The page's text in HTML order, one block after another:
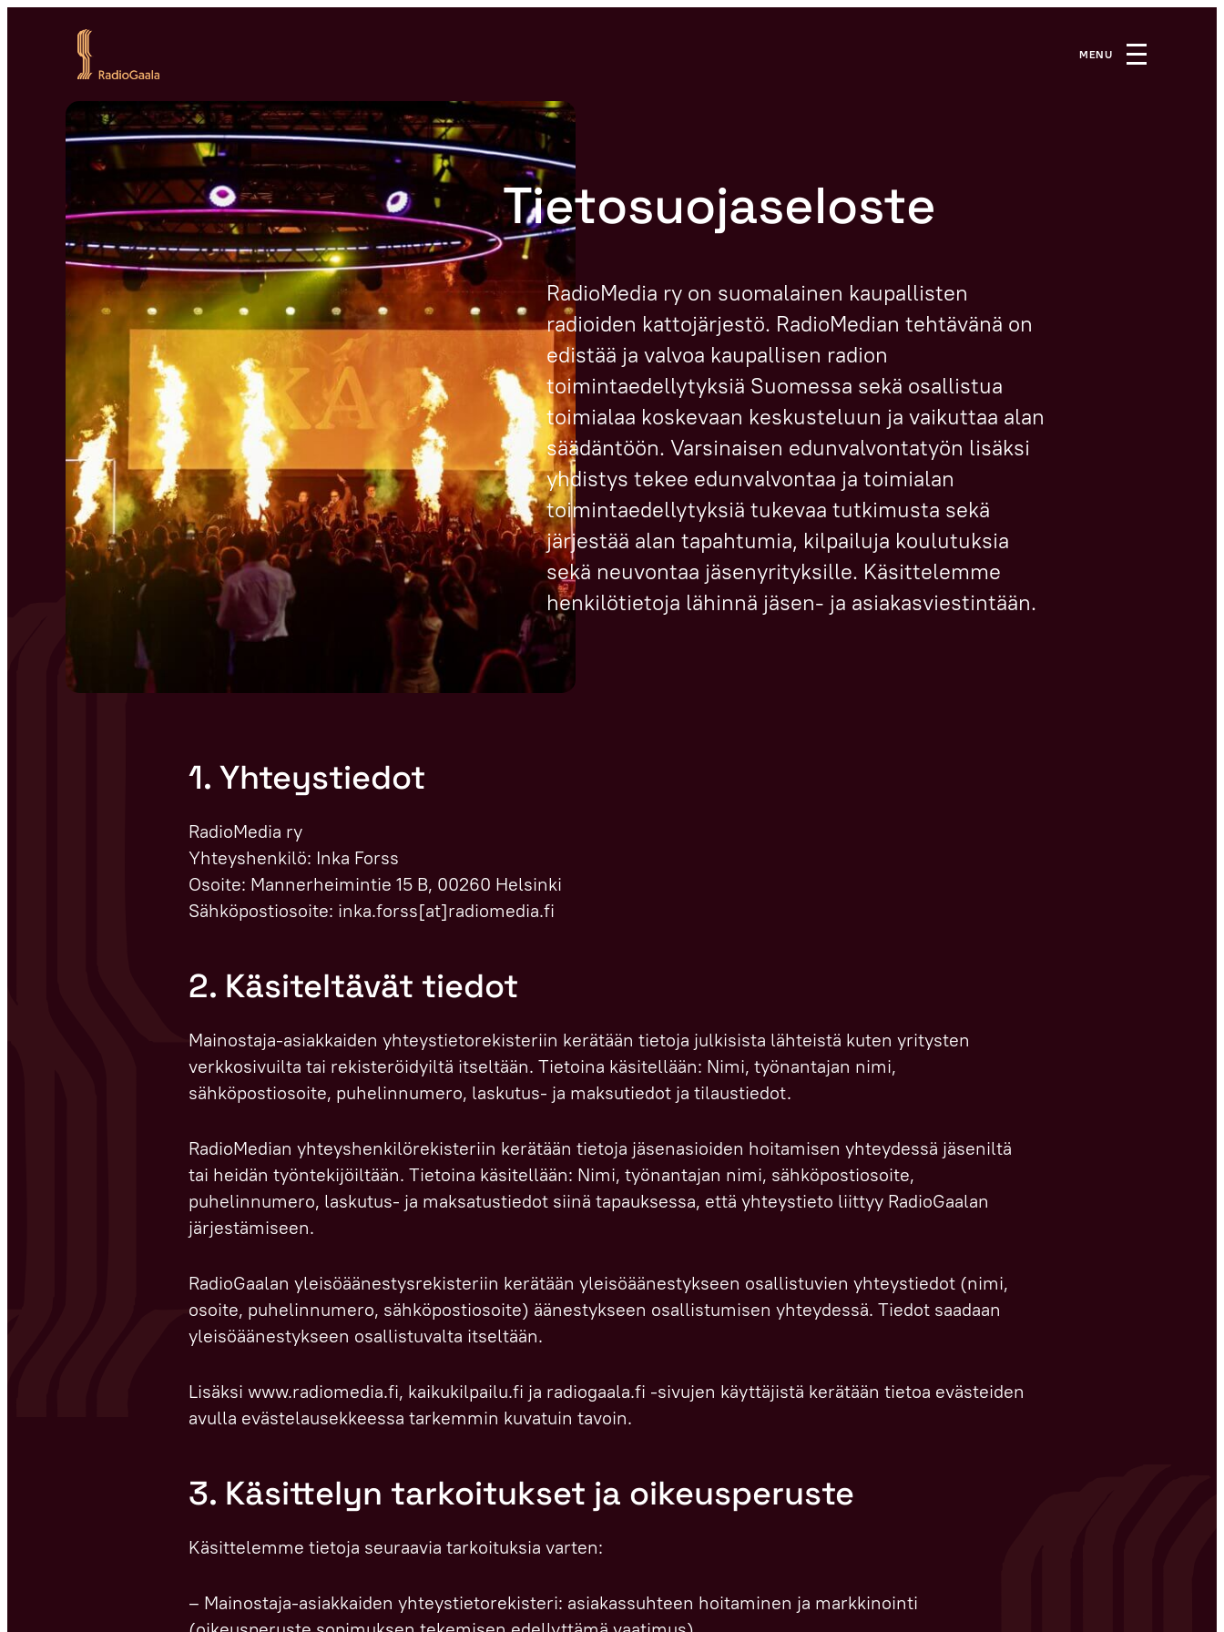
RadioGaala
Tietosuojaseloste
RadioMedia ry on suomalainen kaupallisten
radioiden kattojärjestö. RadioMedian tehtävänä on
edistää ja valvoa kaupallisen radion
toimintaedellytyksiä Suomessa sekä osallistua
toimialaa koskevaan keskusteluun ja vaikuttaa alan
säädäntöön. Varsinaisen edunvalvontatyön lisäksi
yhdistys tekee edunvalvontaa ja toimialan
toimintaedellytyksiä tukevaa tutkimusta sekä
järjestää alan tapahtumia, kilpailuja koulutuksia
sekä neuvontaa jäsenyrityksille. Käsittelemme
henkilötietoja lähinnä jäsen- ja asiakasviestintään.
1. Yhteystiedot
RadioMedia ry
Yhteyshenkilö: Inka Forss
Osoite: Mannerheimintie 15 B, 00260 Helsinki
Sähköpostiosoite: inka.forss[at]radiomedia.fi
2. Käsiteltävät tiedot
Mainostaja-asiakkaiden yhteystietorekisteriin kerätään tietoja julkisista lähteistä kuten yritysten
verkkosivuilta tai rekisteröidyiltä itseltään. Tietoina käsitellään: Nimi, työnantajan nimi,
sähköpostiosoite, puhelinnumero, laskutus- ja maksutiedot ja tilaustiedot.
RadioMedian yhteyshenkilörekisteriin kerätään tietoja jäsenasioiden hoitamisen yhteydessä jäseniltä
tai heidän työntekijöiltään. Tietoina käsitellään: Nimi, työnantajan nimi, sähköpostiosoite,
puhelinnumero, laskutus- ja maksatustiedot siinä tapauksessa, että yhteystieto liittyy RadioGaalan
järjestämiseen.
RadioGaalan yleisöäänestysrekisteriin kerätään yleisöäänestykseen osallistuvien yhteystiedot (nimi,
osoite, puhelinnumero, sähköpostiosoite) äänestykseen osallistumisen yhteydessä. Tiedot saadaan
yleisöäänestykseen osallistuvalta itseltään.
Lisäksi www.radiomedia.fi, kaikukilpailu.fi ja radiogaala.fi -sivujen käyttäjistä kerätään tietoa evästeiden
avulla evästelausekkeessa tarkemmin kuvatuin tavoin.
3. Käsittelyn tarkoitukset ja oikeusperuste
Käsittelemme tietoja seuraavia tarkoituksia varten:
– Mainostaja-asiakkaiden yhteystietorekisteri: asiakassuhteen hoitaminen ja markkinointi